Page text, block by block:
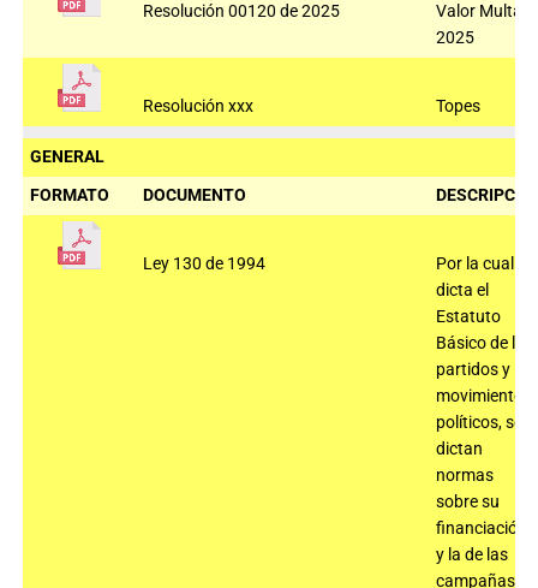
Resolución 00120 de 2025
Valor Multas
2025
Resolución xxx Topes
GENERAL
FORMATO
DOCUMENTO
Ley 130 de 1994
Por la cual se
dicta el
Estatuto
Básico de los
partidos y
movimientos
políticos, se
dictan
normas
sobre su
financiación
y la de las
campañas